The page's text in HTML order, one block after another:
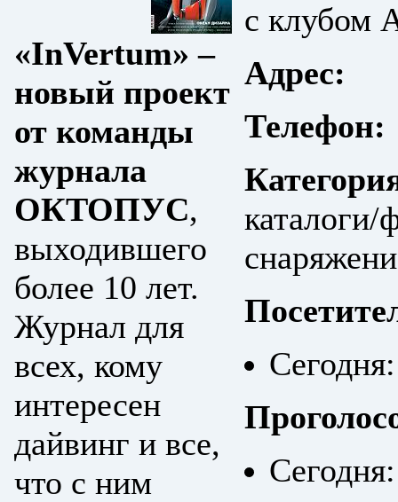
«InVertum» –
новый проект
от команды
журнала
ОКТОПУС,
выходившего
более 10 лет.
Журнал для
всех, кому
интересен
дайвинг и все,
что с ним
с клубом
Адрес:
Телефон: